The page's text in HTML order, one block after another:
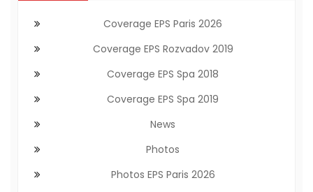
Coverage EPS Paris 2026
Coverage EPS Rozvadov 2019
Coverage EPS Spa 2018
Coverage EPS Spa 2019
News
Photos
Photos EPS Paris 2026